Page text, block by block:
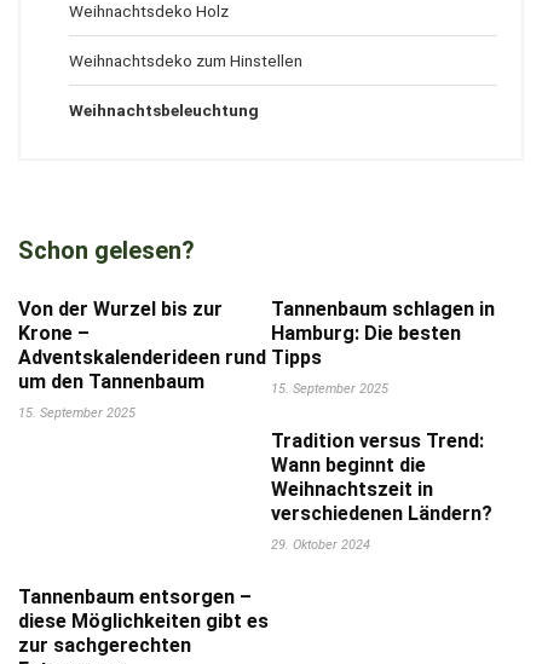
Weihnachtsdeko Holz
Weihnachtsdeko zum Hinstellen
Weihnachtsbeleuchtung
Schon gelesen?
Von der Wurzel bis zur
Krone –
Adventskalenderideen rund
um den Tannenbaum
15. September 2025
Tannenbaum schlagen in
Hamburg: Die besten
Tipps
15. September 2025
Tradition versus Trend:
Wann beginnt die
Weihnachtszeit in
verschiedenen Ländern?
29. Oktober 2024
Tannenbaum entsorgen –
diese Möglichkeiten gibt es
zur sachgerechten